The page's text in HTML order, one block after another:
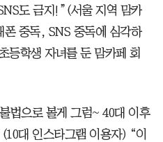
도 금지!”(서울 지역 맘카
중독, SNS 중독에 심각하
등학생 자녀를 둔 맘카페 회
법으로 볼게 그럼~ 40대 이후
대 인스타그램 이용자) “이